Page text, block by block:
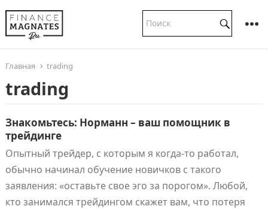
Главная trading
trading
Знакомьтесь: Норманн – ваш помощник в
трейдинге
Опытный трейдер, с которым я когда-то работал,
обычно начинал обучение новичков с такого
заявления: «оставьте свое эго за порогом». Любой,
кто занимался трейдингом скажет вам, что потеря